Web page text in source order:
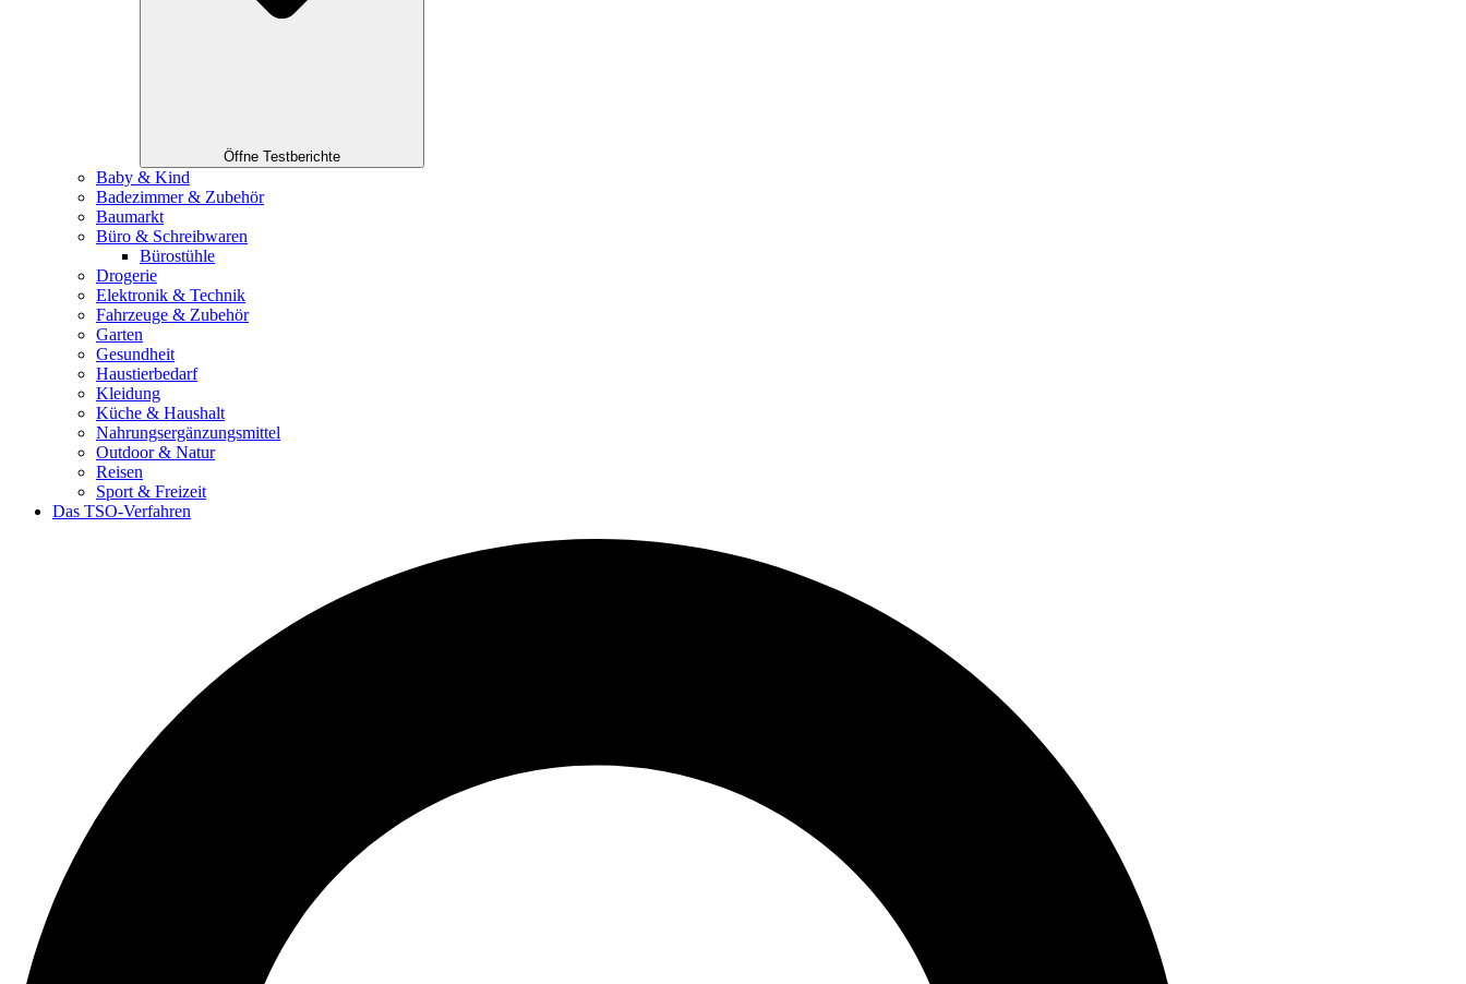
Öffne Testberichte
Baby & Kind
Badezimmer & Zubehör
Baumarkt
Büro & Schreibwaren
Bürostühle
Drogerie
Elektronik & Technik
Fahrzeuge & Zubehör
Garten
Gesundheit
Haustierbedarf
Kleidung
Küche & Haushalt
Nahrungsergänzungsmittel
Outdoor & Natur
Reisen
Sport & Freizeit
Das TSO-Verfahren